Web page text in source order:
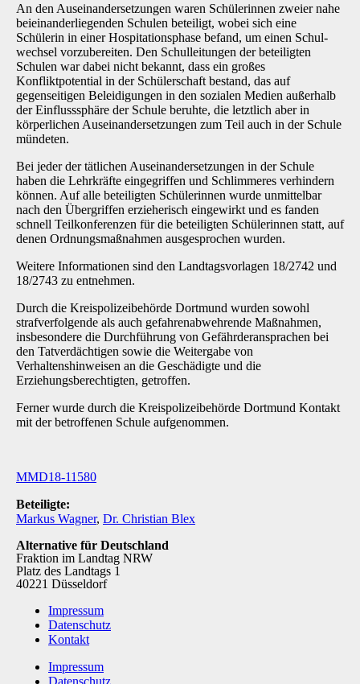
An den Auseinandersetzungen waren Schülerinnen zweier nahe
beieinanderliegenden Schu­len beteiligt, wobei sich eine
Schülerin in einer Hospitationsphase befand, um einen Schul­
wechsel vorzubereiten. Den Schulleitungen der beteiligten
Schulen war dabei nicht bekannt, dass ein großes
Konfliktpotential in der Schülerschaft bestand, das auf
gegenseitigen Beleidigungen in den sozialen Medien außerhalb
der Einflusssphäre der Schule beruhte, die letztlich aber in
körperlichen Auseinandersetzungen zum Teil auch in der Schule
mündeten.
Bei jeder der tätlichen Auseinandersetzungen in der Schule
haben die Lehrkräfte eingegriffen und Schlimmeres verhindern
können. Auf alle beteiligten Schülerinnen wurde unmittelbar
nach den Übergriffen erzieherisch eingewirkt und es fanden
schnell Teilkonferenzen für die betei­ligten Schülerinnen statt, auf
denen Ordnungsmaßnahmen ausgesprochen wurden.
Weitere Informationen sind den Landtagsvorlagen 18/2742 und
18/2743 zu entnehmen.
Durch die Kreispolizeibehörde Dortmund wurden sowohl
strafverfolgende als auch gefahren­abwehrende Maßnahmen,
insbesondere die Durchführung von Gefährderansprachen bei
den Tatverdächtigen sowie die Weitergabe von
Verhaltenshinweisen an die Geschädigte und die
Erziehungsberechtigten, getroffen.
Ferner wurde durch die Kreispolizeibehörde Dortmund Kontakt
mit der betroffenen Schule auf­genommen.
MMD18-11580
Beteiligte:
Markus Wagner, Dr. Christian Blex
Alternative für Deutschland
Fraktion im Landtag NRW
Platz des Landtags 1
40221 Düsseldorf
Impressum
Datenschutz
Kontakt
Impressum
Datenschutz